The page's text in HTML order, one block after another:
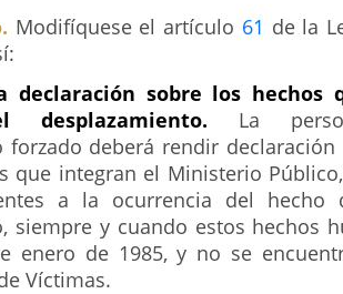
Modifíquese el artículo 61 de la
declaración sobre los hechos
desplazamiento. La
forzado deberá rendir
que integran el Ministerio
a la ocurrencia del
siempre y cuando estos hechos
enero de 1985, y no se
Víctimas.